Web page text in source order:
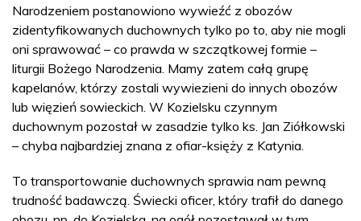
Narodzeniem postanowiono wywieźć z obozów
zidentyfikowanych duchownych tylko po to, aby nie mogli
oni sprawować – co prawda w szczątkowej formie –
liturgii Bożego Narodzenia. Mamy zatem całą grupę
kapelanów, którzy zostali wywiezieni do innych obozów
lub więzień sowieckich. W Kozielsku czynnym
duchownym pozostał w zasadzie tylko ks. Jan Ziółkowski
– chyba najbardziej znana z ofiar-księży z Katynia.
To transportowanie duchownych sprawia nam pewną
trudność badawczą. Świecki oficer, który trafił do danego